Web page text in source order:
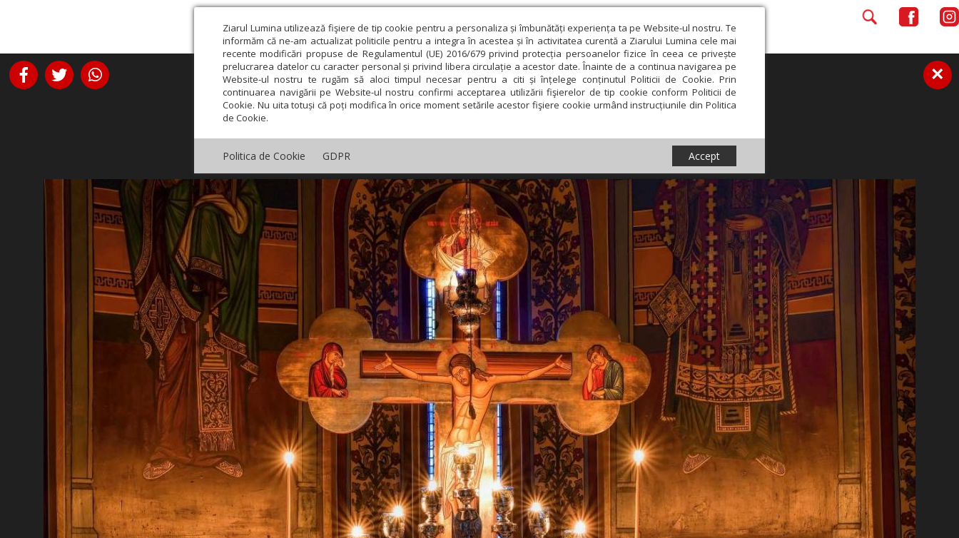
Ziarul Lumina utilizează fişiere de tip cookie pentru a personaliza și îmbunătăți experiența ta pe Website-ul nostru. Te
informăm că ne-am actualizat politicile pentru a integra în acestea și în activitatea curentă a Ziarului Lumina cele mai
recente modificări propuse de Regulamentul (UE) 2016/679 privind protecția persoanelor fizice în ceea ce privește
prelucrarea datelor cu caracter personal și privind libera circulație a acestor date. Înainte de a continua navigarea pe
Website-ul nostru te rugăm să aloci timpul necesar pentru a citi și înțelege conținutul Politicii de Cookie. Prin
continuarea navigării pe Website-ul nostru confirmi acceptarea utilizării fişierelor de tip cookie conform Politicii de
Cookie. Nu uita totuși că poți modifica în orice moment setările acestor fişiere cookie urmând instrucțiunile din Politica
de Cookie.
Politica de Cookie GDPR Accept
×